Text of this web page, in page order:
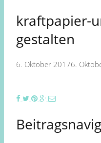
kraftpapier-
gestalten
6. Oktober 20176.